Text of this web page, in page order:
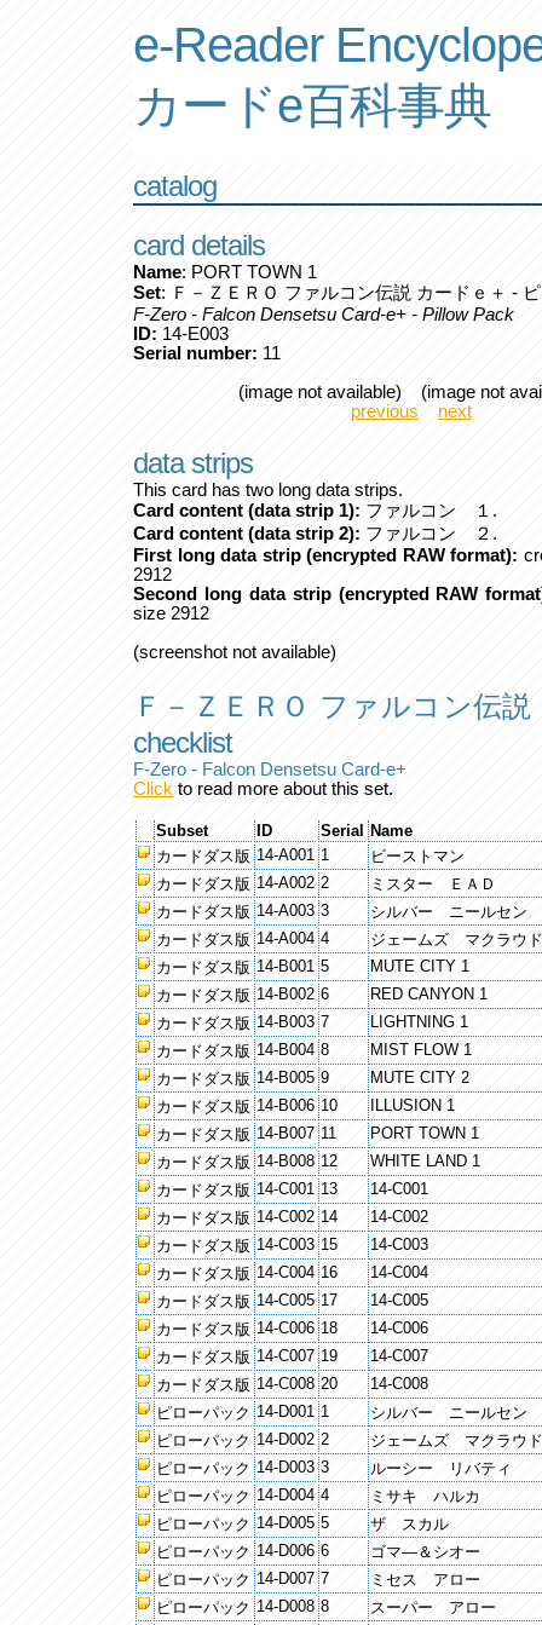
e-Reader
カードe百科事典
catalog
card details
Name: PORT TOWN 1
Set: Ｆ－ＺＥＲＯ ファルコン伝説 カードｅ＋ -
F-Zero - Falcon Densetsu Card-e+ - Pillow Pack
ID:14-E003
Serial number:11
(image not available) (image not
previous
next
data strips
This card has two long data strips.
Card content (data strip 1):ファルコン １.
Card content (data strip 2):ファルコン ２.
First long data strip (encrypted RAW format):
2912
Second long data strip (encrypted RAW
size 2912
(screenshot not available)
Ｆ－ＺＥＲＯ ファルコン伝説
checklist
F-Zero - Falcon Densetsu Card-e+
Clickto read more about this set.
Subset ID Serial Name
カードダス版 14-A001 1
ビーストマン
カードダス版 14-A002 2
ミスター ＥＡＤ
カードダス版 14-A003 3
シルバー ニールセン
カードダス版 14-A004 4
ジェームズ マクラウド
カードダス版 14-B001 5
MUTE CITY 1
カードダス版 14-B002 6
RED CANYON 1
カードダス版 14-B003 7
LIGHTNING 1
カードダス版 14-B004 8
MIST FLOW 1
カードダス版 14-B005 9
MUTE CITY 2
カードダス版 14-B006 10
ILLUSION 1
カードダス版 14-B007 11
PORT TOWN 1
カードダス版 14-B008 12
WHITE LAND 1
カードダス版 14-C001 13
14-C001
カードダス版 14-C002 14
14-C002
カードダス版 14-C003 15
14-C003
カードダス版 14-C004 16
14-C004
カードダス版 14-C005 17
14-C005
カードダス版 14-C006 18
14-C006
カードダス版 14-C007 19
14-C007
カードダス版 14-C008 20
14-C008
ピローパック 14-D001 1
シルバー ニールセン
ピローパック 14-D002 2
ジェームズ マクラウド
ピローパック 14-D003 3
ルーシー リバティ
ピローパック 14-D004 4
ミサキ ハルカ
ピローパック 14-D005 5
ザ スカル
ピローパック 14-D006 6
ゴマ―＆シオー
ピローパック 14-D007 7
ミセス アロー
ピローパック 14-D008 8
スーパー アロー